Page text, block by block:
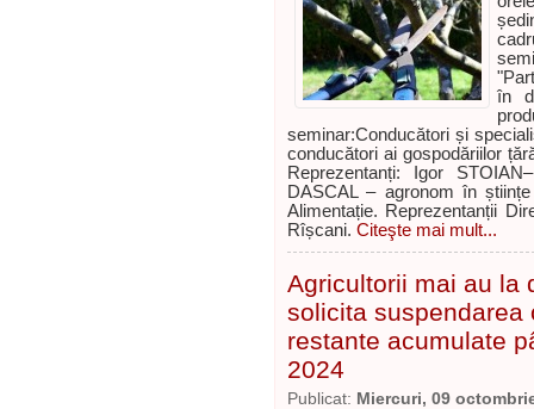
în
seminar:Conducători și
conducători ai gospodăriilor
Reprezentanți: Igor
DASCAL – agronom în
Alimentație. Reprezentanții
Rîșcani. Citeşte mai mult...
Agricultorii mai au la
solicita suspendarea
restante acumulate
2024
Publicat: Miercuri, 09